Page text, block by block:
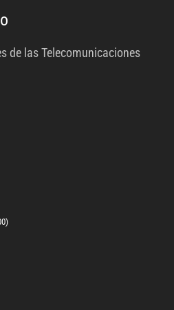
de las Telecomunicaciones